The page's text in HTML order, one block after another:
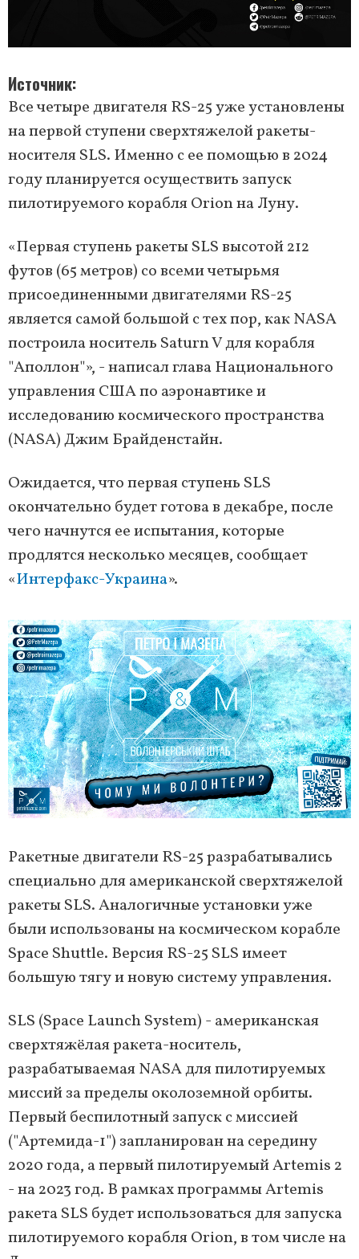
Источник
Все четыре двигателя RS-25 уже установлены
на первой ступени сверхтяжелой ракеты-
носителя SLS. Именно с ее помощью в 2024
году планируется осуществить запуск
пилотируемого корабля Orion на Луну.
«Первая ступень ракеты SLS высотой 212
футов (65 метров) со всеми четырьмя
присоединенными двигателями RS-25
является самой большой с тех пор, как NASA
построила носитель Saturn V для корабля
"Аполлон"», - написал глава Национального
управления США по аэронавтике и
исследованию космического пространства
(NASA) Джим Брайденстайн.
Ожидается, что первая ступень SLS
окончательно будет готова в декабре, после
чего начнутся ее испытания, которые
продлятся несколько месяцев, сообщает
«Интерфакс-Украина».
Ракетные двигатели RS-25 разрабатывались
специально для американской сверхтяжелой
ракеты SLS. Аналогичные установки уже
были использованы на космическом корабле
Space Shuttle. Версия RS-25 SLS имеет
большую тягу и новую систему управления.
SLS (Space Launch System) - американская
сверхтяжёлая ракета-носитель,
разрабатываемая NASA для пилотируемых
миссий за пределы околоземной орбиты.
Первый беспилотный запуск с миссией
("Артемида-1") запланирован на середину
2020 года, а первый пилотируемый Artemis 2
- на 2023 год. В рамках программы Artemis
ракета SLS будет использоваться для запуска
пилотируемого корабля Orion, в том числе на